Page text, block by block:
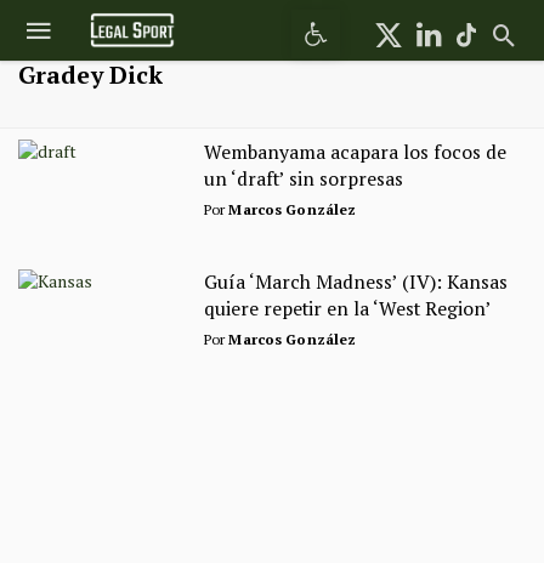
Abrir barra de herramientas
Gradey Dick
Wembanyama acapara los focos de
un ‘draft’ sin sorpresas
PorMarcos González
Guía ‘March Madness’ (IV): Kansas
quiere repetir en la ‘West Region’
PorMarcos González